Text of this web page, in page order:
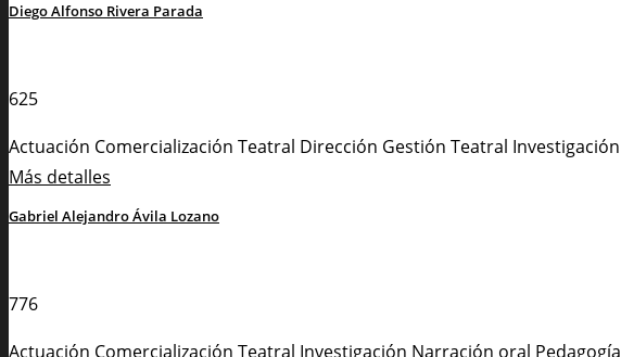
Diego Alfonso Rivera Parada
625
Actuación Comercialización Teatral Dirección Gestión Teatral Investigación
Más detalles
Gabriel Alejandro Ávila Lozano
776
Actuación Comercialización Teatral Investigación Narración oral Pedagogía